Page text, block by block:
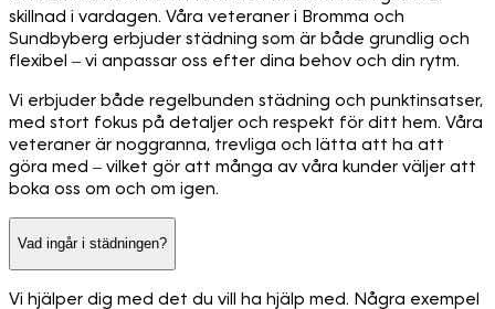
skillnad i vardagen. Våra veteraner i Bromma och
Sundbyberg erbjuder städning som är både grundlig och
flexibel – vi anpassar oss efter dina behov och din rytm.
Vi erbjuder både regelbunden städning och punktinsatser,
med stort fokus på detaljer och respekt för ditt hem. Våra
veteraner är noggranna, trevliga och lätta att ha att
göra med – vilket gör att många av våra kunder väljer att
boka oss om och om igen.
Vad ingår i städningen?
Vi hjälper dig med det du vill ha hjälp med. Några exempel